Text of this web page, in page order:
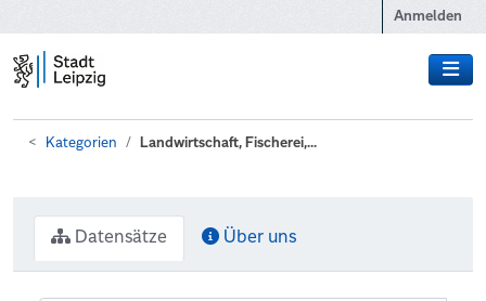
Anmelden
Kategorien Landwirtschaft, Fischerei,...
Datensätze Über uns